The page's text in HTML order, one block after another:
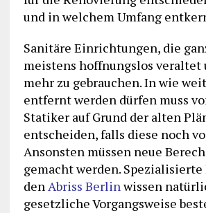
und in welchem Umfang
Sanitäre Einrichtungen, die
meistens hoffnungslos veraltet
mehr zu gebrauchen. In wie
entfernt werden dürfen muss
Statiker auf Grund der alten
entscheiden, falls diese noch
Ansonsten müssen neue
gemacht werden.
denAbriss Berlinwissen
gesetzliche Vorgangsweise